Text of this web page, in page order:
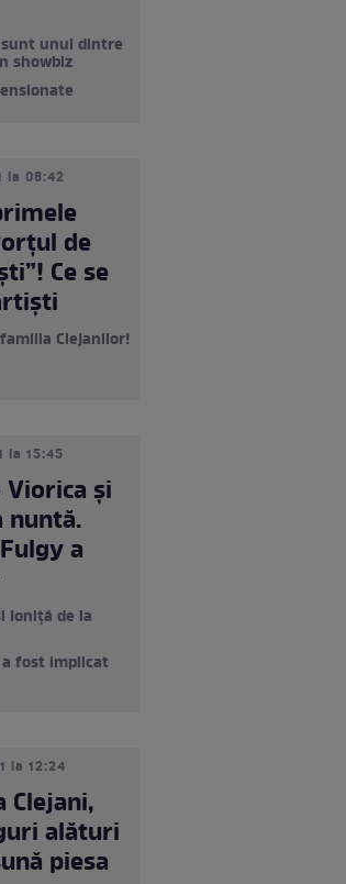
unul dintre
showbiz
la 08:42
de
Ce se
Clejanilor!
la 15:45
și
nuntă.
a
Ioniță de la
fost implicat
la 12:24
Clejani,
alături
piesa